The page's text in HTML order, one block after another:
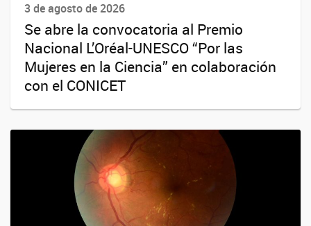
3 de agosto de 2026
Se abre la convocatoria al Premio
Nacional L’Oréal-UNESCO “Por las
Mujeres en la Ciencia” en colaboración
con el CONICET